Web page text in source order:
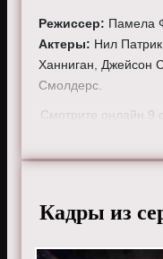
Режиссер: Памела
Актеры: Нил
Ханниган, Джейсон
Смолдерс.
Смотрите онлайн 9
телефоне,
Кадры из